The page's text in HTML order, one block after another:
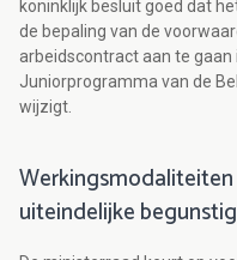
koninklijk besluit goed dat
de bepaling van de
arbeidscontract aan te gaan
Juniorprogramma van de
wijzigt.
uiteindelijke